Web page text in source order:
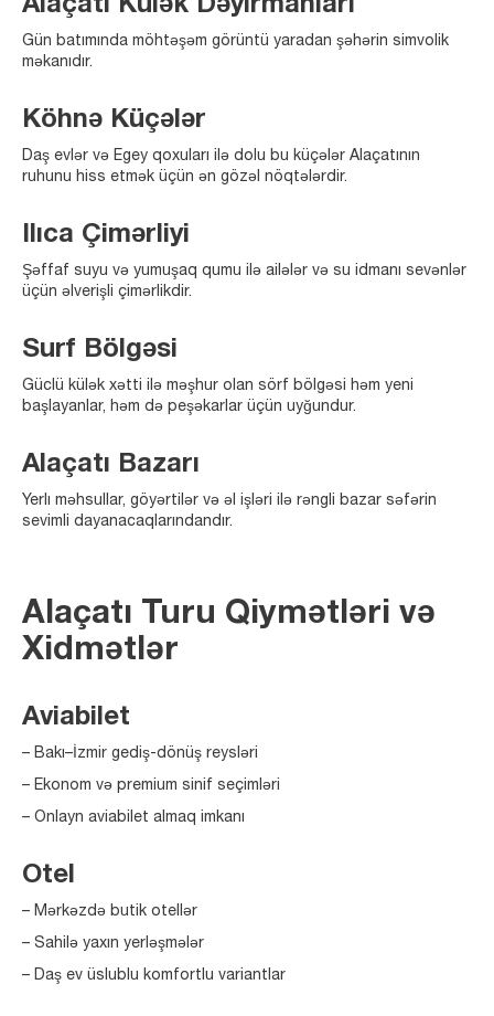
Alaçatı Külək Dəyirmanları
Gün batımında möhtəşəm görüntü yaradan şəhərin simvolik
məkanıdır.
Köhnə Küçələr
Daş evlər və Egey qoxuları ilə dolu bu küçələr Alaçatının
ruhunu hiss etmək üçün ən gözəl nöqtələrdir.
Ilıca Çimərliyi
Şəffaf suyu və yumuşaq qumu ilə ailələr və su idmanı sevənlər
üçün əlverişli çimərlikdir.
Surf Bölgəsi
Güclü külək xətti ilə məşhur olan sörf bölgəsi həm yeni
başlayanlar, həm də peşəkarlar üçün uyğundur.
Alaçatı Bazarı
Yerlı məhsullar, göyərtilər və əl işləri ilə rəngli bazar səfərin
sevimli dayanacaqlarındandır.
Alaçatı Turu Qiymətləri və
Xidmətlər
Aviabilet
– Bakı–İzmir gediş-dönüş reysləri
– Ekonom və premium sinif seçimləri
– Onlayn aviabilet almaq imkanı
Otel
– Mərkəzdə butik otellər
– Sahilə yaxın yerləşmələr
– Daş ev üslublu komfortlu variantlar